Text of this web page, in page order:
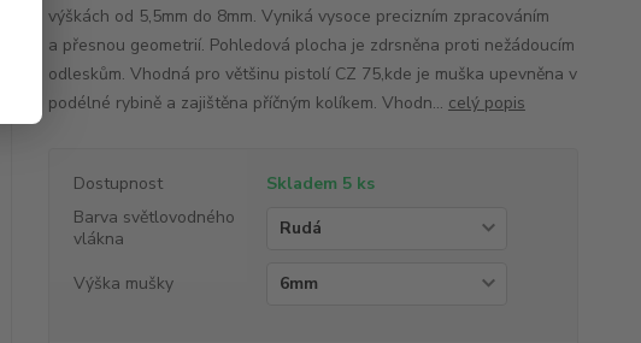
výškách od 5,5mm do 8mm. Vyniká vysoce precizním zpracováním
a přesnou geometrií. Pohledová plocha je zdrsněna proti nežádoucím
odleskům. Vhodná pro většinu pistolí CZ 75,kde je muška upevněna v
podélné rybině a zajištěna příčným kolíkem. Vhodn... celý popis
Dostupnost
Skladem 5 ks
Barva světlovodného
vlákna
Výška mušky